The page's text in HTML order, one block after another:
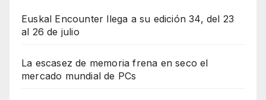
Euskal Encounter llega a su edición 34, del 23
al 26 de julio
La escasez de memoria frena en seco el
mercado mundial de PCs